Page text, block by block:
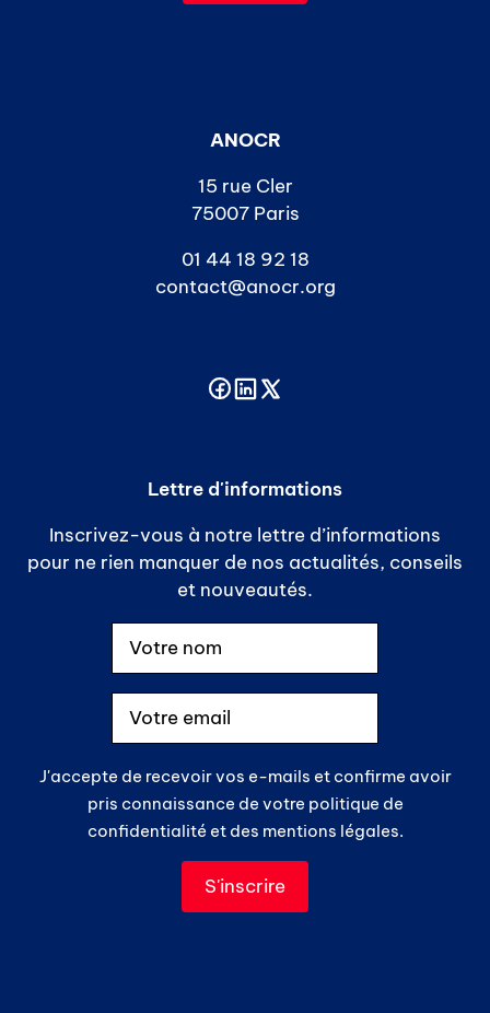
ANOCR
15 rue Cler
75007 Paris
01 44 18 92 18
contact@anocr.org
Lettre d'informations
Inscrivez-vous à notre lettre d’informations
pour ne rien manquer de nos actualités, conseils
et nouveautés.
J'accepte de recevoir vos e-mails et confirme avoir
pris connaissance de votre politique de
confidentialité et des mentions légales.